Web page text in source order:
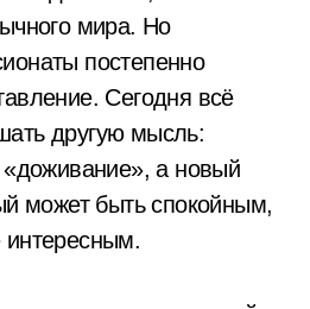
мира. Но
постепенно
Сегодня всё
другую мысль:
а новый
может быть спокойным,